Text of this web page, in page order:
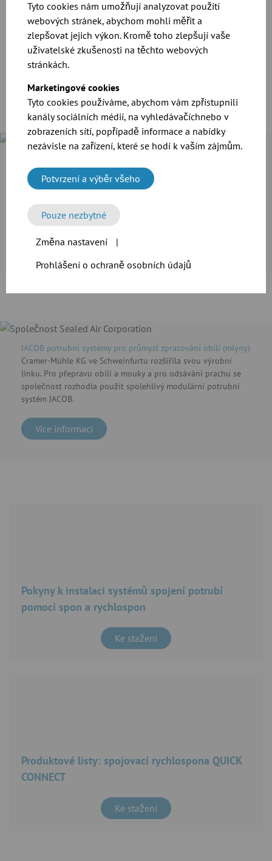
Tyto cookies nám umožňují analyzovat použití
webových stránek, abychom mohli měřit a
zlepšovat jejich výkon. Kromě toho zlepšují vaše
uživatelské zkušenosti na těchto webových
stránkách.
Marketingové cookies
Tyto cookies používáme, abychom vám zpřístupnili
kanály sociálních médií, na vyhledávačíchnebo v
zobrazeních sítí, popřípadě informace a nabídky
nezávisle na zařízení, které se hodí k vaším zájmům.
Potvrzení a výběr všeho
Pouze nezbytné
Změna nastavení
|
Prohlášení o ochraně osobních údajů
Případové studie rychlospojek QUICK CONNECT
Příklady použití spojovacích rychlospon QUICK CONNECT z
Cramer-Mühle KG ve Schweinfurtu rozšířila svou výrobní
linku. Pro přepravu obilí a mouky a pro odsávání prachu se
systém JACOB.
Více informací
JACOB potrubní systémy pro průmysl zpracování obilí (mlýny)
Cramer-Mühle KG ve Schweinfurtu rozšířila svou výrobní
linku. Pro přepravu obilí a mouky a pro odsávání prachu se
společnost rozhodla použít spolehlivý modulární potrubní
systém JACOB.
Více informací
Pokyny k instalaci systémů spojení potrubí
pomocí spon a rychlospon
Ke stažení
Produktové listy: spojovací rychlospona QUICK
CONNECT
Ke stažení